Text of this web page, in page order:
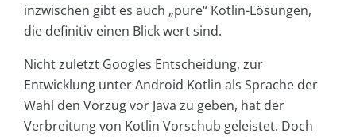
inzwischen gibt es auch „pure“ Kotlin-Lösungen,
die definitiv einen Blick wert sind.
Nicht zuletzt Googles Entscheidung, zur
Entwicklung unter Android Kotlin als Sprache der
Wahl den Vorzug vor Java zu geben, hat der
Verbreitung von Kotlin Vorschub geleistet. Doch